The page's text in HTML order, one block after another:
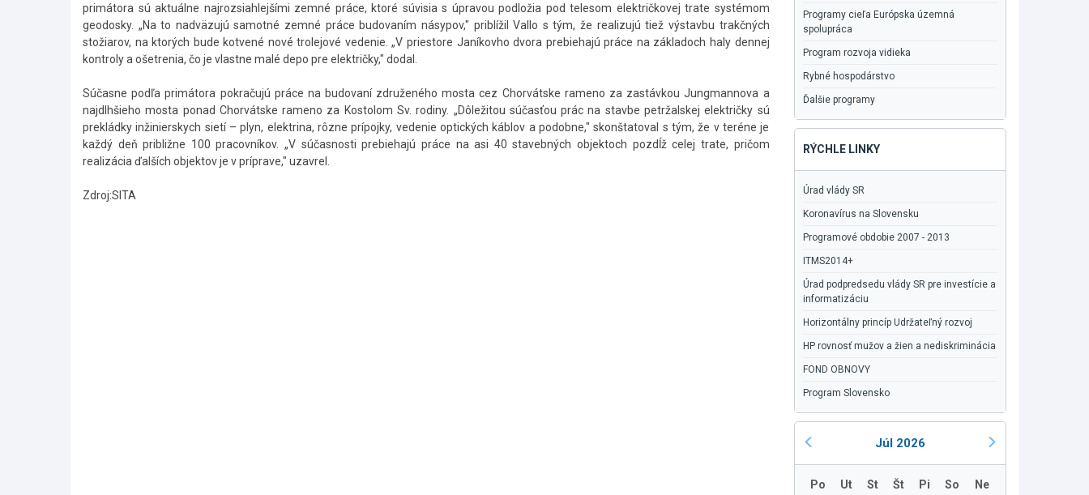
primátora sú aktuálne najrozsiahlejšími zemné práce, ktoré súvisia s úpravou podložia pod telesom električkovej trate systémom
geodosky. „Na to nadväzujú samotné zemné práce budovaním násypov," priblížil Vallo s tým, že realizujú tiež výstavbu trakčných
stožiarov, na ktorých bude kotvené nové trolejové vedenie. „V priestore Janíkovho dvora prebiehajú práce na základoch haly dennej
kontroly a ošetrenia, čo je vlastne malé depo pre električky," dodal.
Súčasne podľa primátora pokračujú práce na budovaní združeného mosta cez Chorvátske rameno za zastávkou Jungmannova a
najdlhšieho mosta ponad Chorvátske rameno za Kostolom Sv. rodiny. „Dôležitou súčasťou prác na stavbe petržalskej električky sú
prekládky inžinierskych sietí – plyn, elektrina, rôzne prípojky, vedenie optických káblov a podobne," skonštatoval s tým, že v teréne je
každý deň približne 100 pracovníkov. „V súčasnosti prebiehajú práce na asi 40 stavebných objektoch pozdĺž celej trate, pričom
realizácia ďalších objektov je v príprave," uzavrel.
Zdroj:SITA
Programy cieľa Európska územná
spolupráca
Program rozvoja vidieka
Rybné hospodárstvo
Ďalšie programy
RÝCHLE LINKY
Úrad vlády SR
Koronavírus na Slovensku
Programové obdobie 2007 - 2013
ITMS2014+
Úrad podpredsedu vlády SR pre investície a
informatizáciu
Horizontálny princíp Udržateľný rozvoj
HP rovnosť mužov a žien a nediskriminácia
FOND OBNOVY
Program Slovensko
Júl 2026
Po Ut St Št Pi So
Ne